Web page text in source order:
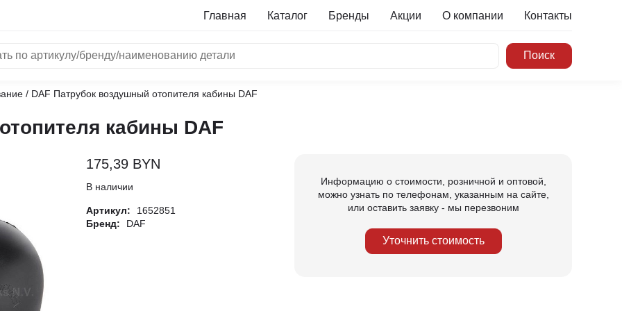
Главная Каталог Бренды Акции О компании Контакты
Bosch
/ DAF Патрубок воздушный отопителя кабины DAF
кабины DAF
175,39 BYN
В наличии
Артикул:
1652851
Бренд:
DAF
Информацию о стоимости, розничной и оптовой,
можно узнать по телефонам, указанным на сайте,
или оставить заявку - мы перезвоним
Уточнить стоимость